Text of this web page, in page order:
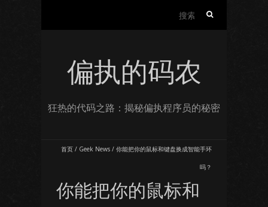
偏执的码农
狂热的代码之路：揭秘偏执程序员的秘密
首页 / Geek News / 你能把你的鼠标和键盘换成智能手环
吗？
你能把你的鼠标和